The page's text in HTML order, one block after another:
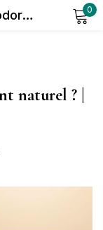
Comment choisir un déodorant naturel ? | Herbalya Natural Care 0
naturel ? |